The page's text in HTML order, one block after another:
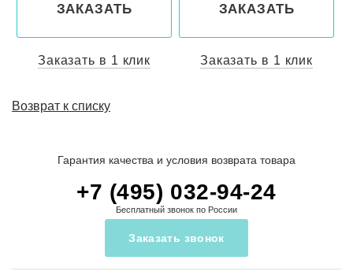
ЗАКАЗАТЬ
Заказать в 1 клик
ЗАКАЗАТЬ
Заказать в 1 клик
Возврат к списку
Гарантия качества и условия возврата товара
+7 (495) 032-94-24
Бесплатный звонок по России
Заказать звонок